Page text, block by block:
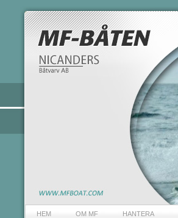
HEM OM MF HANTERA